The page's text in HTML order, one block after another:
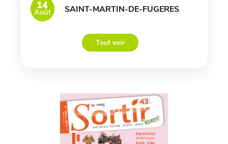
14
Août SAINT-MARTIN-DE-FUGERES
Tout voir